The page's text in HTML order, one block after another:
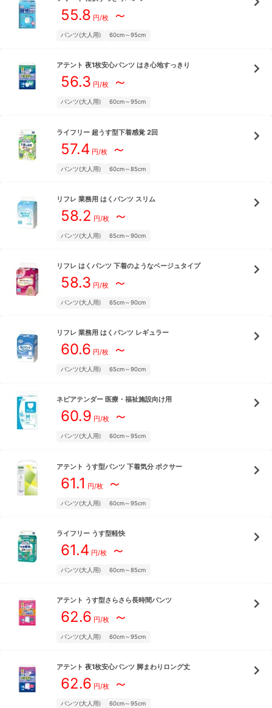
55.8 円/枚～
パンツ(大人用) 60cm～95cm
アテント 夜1枚安心パンツ はき心地すっきり
56.3 円/枚～
パンツ(大人用) 60cm～95cm
ライフリー 超うす型下着感覚 2回
57.4 円/枚～
パンツ(大人用) 60cm～85cm
リフレ 業務用 はくパンツ スリム
58.2 円/枚～
パンツ(大人用) 65cm～90cm
リフレ はくパンツ 下着のようなベージュタイプ
58.3 円/枚～
パンツ(大人用) 65cm～90cm
リフレ 業務用 はくパンツ レギュラー
60.6 円/枚～
パンツ(大人用) 65cm～90cm
ネピアテンダー 医療・福祉施設向け用
60.9 円/枚～
パンツ(大人用) 60cm～95cm
アテント うす型パンツ 下着気分 ボクサー
61.1 円/枚～
パンツ(大人用) 60cm～95cm
ライフリー うす型軽快
61.4 円/枚～
パンツ(大人用) 60cm～85cm
アテント うす型さらさら長時間パンツ
62.6 円/枚～
パンツ(大人用) 60cm～95cm
アテント 夜1枚安心パンツ 脚まわりロング丈
62.6 円/枚～
パンツ(大人用) 60cm～95cm